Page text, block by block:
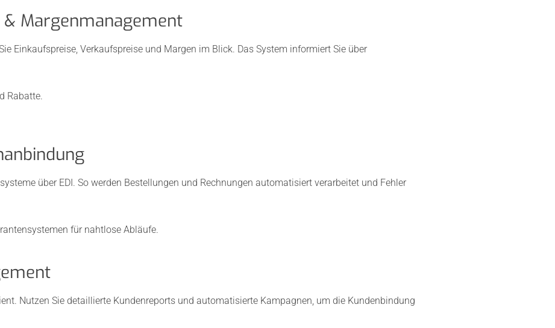
Margenmanagement
Einkaufspreise, Verkaufspreise und Margen im Blick. Das System informiert Sie über
Rabatte.
über EDI. So werden Bestellungen und Rechnungen automatisiert verarbeitet und Fehler
für nahtlose Abläufe.
Nutzen Sie detaillierte Kundenreports und automatisierte Kampagnen, um die Kundenbindung